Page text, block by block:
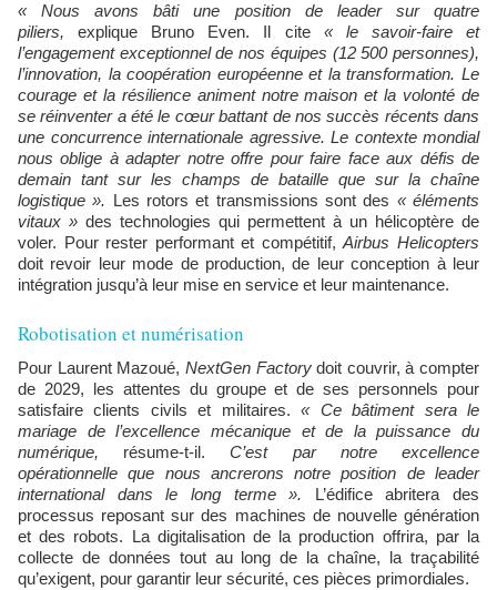
« Nous avons bâti une position de leader sur quatre
piliers,explique Bruno Even. Il cite « le savoir-faire et
l’engagement exceptionnel de nos équipes (12 500 personnes),
l’innovation, la coopération européenne et la transformation. Le
courage et la résilience animent notre maison et la volonté de
se réinventer a été le cœur battant de nos succès récents dans
une concurrence internationale agressive. Le contexte mondial
nous oblige à adapter notre offre pour faire face aux défis de
demain tant sur les champs de bataille que sur la chaîne
logistique ». Les rotors et transmissions sont des « éléments
vitaux » des technologies qui permettent à un hélicoptère de
voler. Pour rester performant et compétitif,Airbus Helicopters
doit revoir leur mode de production, de leur conception à leur
intégration jusqu’à leur mise en service et leur maintenance.
Robotisation et numérisation
Pour Laurent Mazoué, NextGen Factorydoit couvrir, à compter
de 2029, les attentes du groupe et de ses personnels pour
satisfaire clients civils et militaires.« Ce bâtiment sera le
mariage de l’excellence mécanique et de la puissance du
numérique, résume-t-il.C’est par notre excellence
opérationnelle que nous ancrerons notre position de leader
international dans le long terme ». L’édifice abritera des
processus reposant sur des machines de nouvelle génération
et des robots. La digitalisation de la production offrira, par la
collecte de données tout au long de la chaîne, la traçabilité
qu’exigent, pour garantir leur sécurité, ces pièces primordiales.